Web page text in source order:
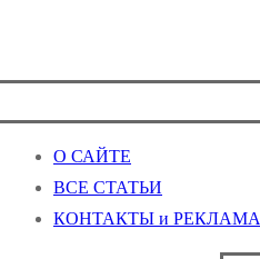
О САЙТЕ
ВСЕ СТАТЬИ
КОНТАКТЫ и РЕКЛАМА